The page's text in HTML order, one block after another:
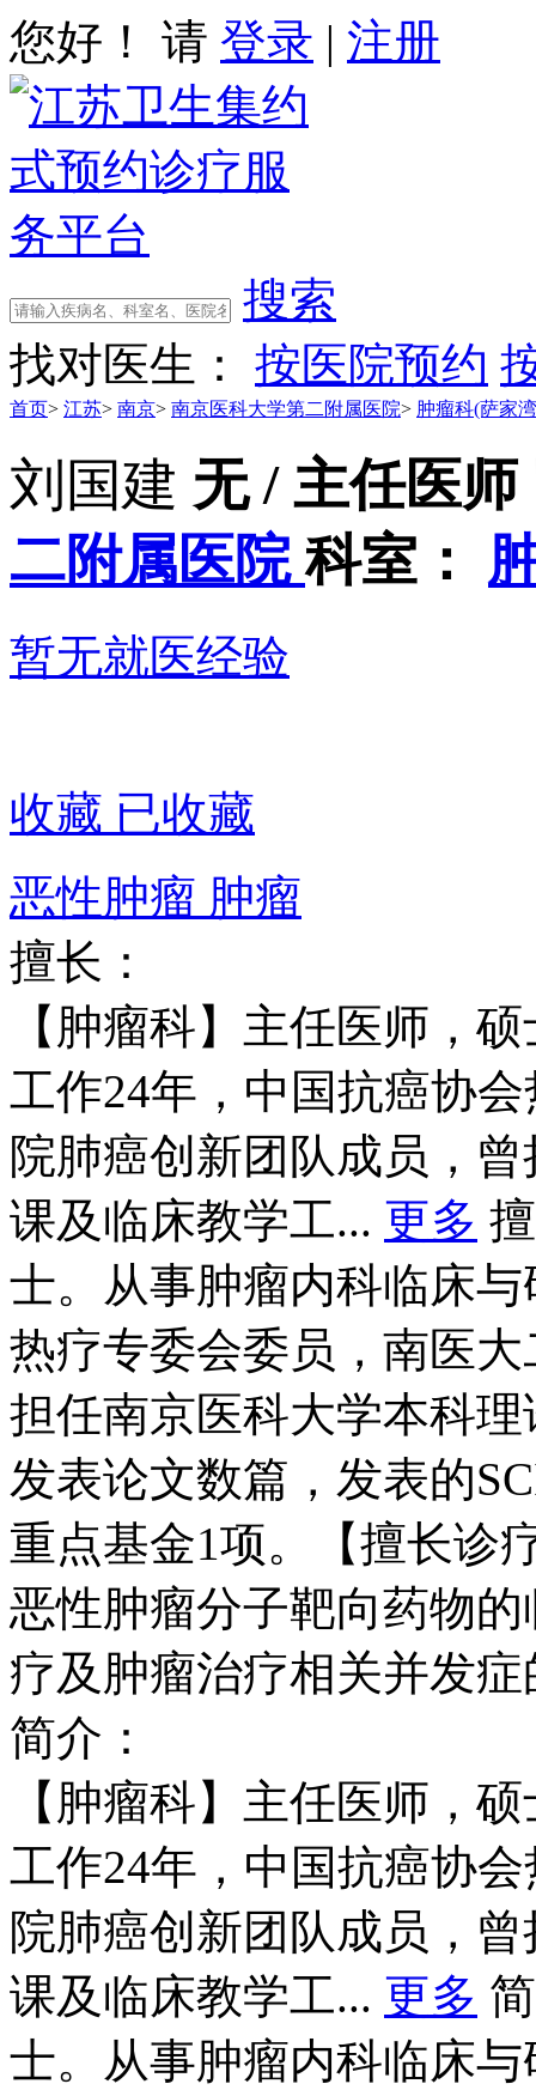
您好！ 请 登录 | 注册
搜索
找对医生：
按医院预约
首页> 江苏> 南京> 南京医科大学第二附属医院> 肿瘤科(萨家
刘国建 无 / 主任医师
二附属医院科室：
暂无就医经验
收藏 已收藏
恶性肿瘤 肿瘤
擅长：
【肿瘤科】主任医师，
工作24年，中国抗癌协
院肺癌创新团队成员，
课及临床教学工... 更多
士。从事肿瘤内科临床
热疗专委会委员，南医
担任南京医科大学本科
发表论文数篇，发表的
重点基金1项。【擅长诊
恶性肿瘤分子靶向药物
疗及肿瘤治疗相关并发
简介：
【肿瘤科】主任医师，
工作24年，中国抗癌协
院肺癌创新团队成员，
课及临床教学工... 更多
士。从事肿瘤内科临床